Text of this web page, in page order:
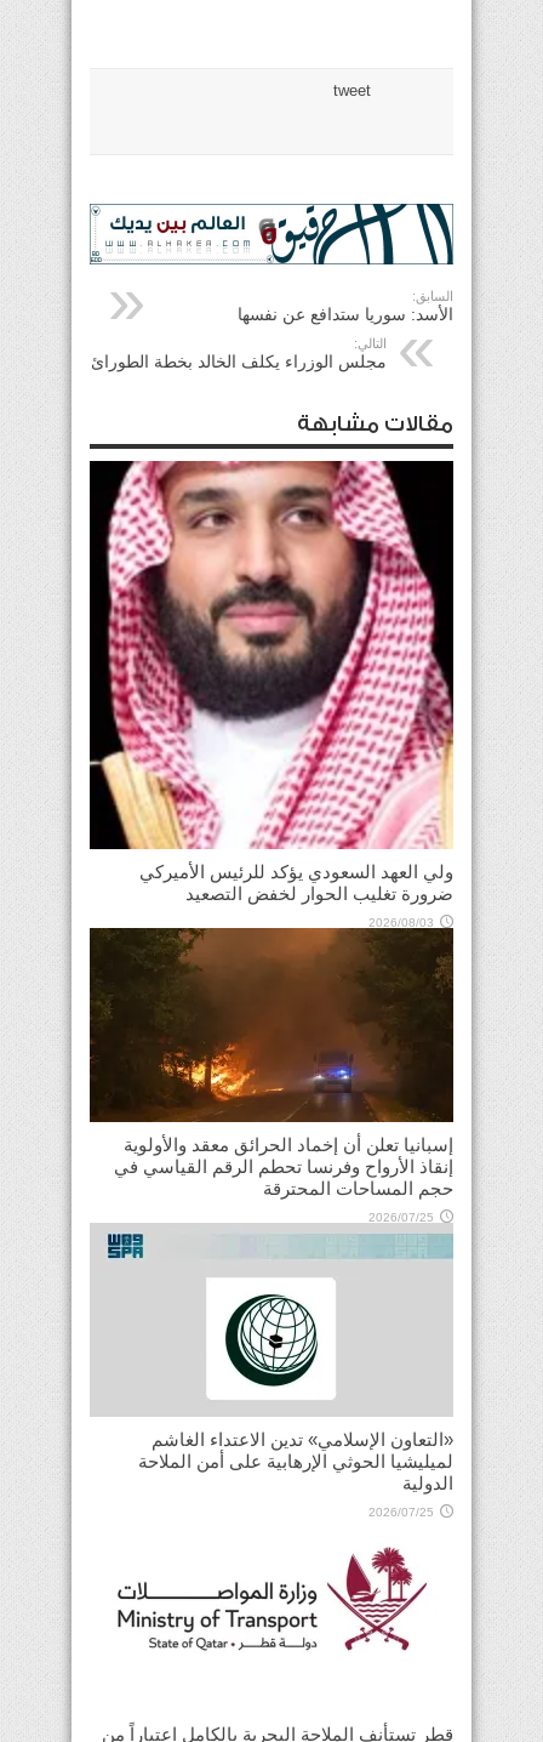
tweet
السابق:
الأسد: سوريا ستدافع عن نفسها
التالي:
مجلس الوزراء يكلف الخالد بخطة الطورائ
مقالات مشابهة
ولي العهد السعودي يؤكد للرئيس الأميركي
ضرورة تغليب الحوار لخفض التصعيد
2026/08/03
إسبانيا تعلن أن إخماد الحرائق معقد والأولوية
إنقاذ الأرواح وفرنسا تحطم الرقم القياسي في
حجم المساحات المحترقة
2026/07/25
«التعاون الإسلامي» تدين الاعتداء الغاشم
لميليشيا الحوثي الإرهابية على أمن الملاحة
الدولية
2026/07/25
قطر تستأنف الملاحة البحرية بالكامل اعتباراً من